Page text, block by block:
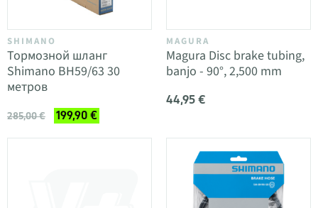
SHIMANO
Тормозной шланг
Shimano BH59/63 30
метров
285,00 € 199,90 €
MAGURA
Magura Disc brake tubing,
banjo - 90°, 2,500 mm
44,95 €